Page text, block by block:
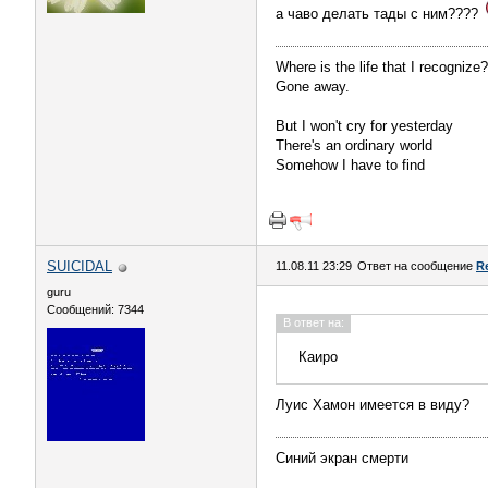
а чаво делать тады с ним????
Where is the life that I recognize?
Gone away.
But I won't cry for yesterday
There's an ordinary world
Somehow I have to find
SUICIDAL
guru
Сообщений: 7344
11.08.11 23:29 Ответ на сообщение
В ответ на:
Каиро
Луис Хамон имеется в виду?
Синий экран смерти